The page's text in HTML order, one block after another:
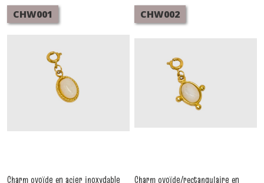
CHW001
Charm ovoïde en acier inoxydable
CHW002
Charm ovoïde/rectangulaire en